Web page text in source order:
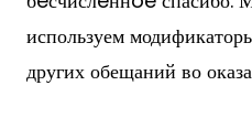
используем
других обещаний во